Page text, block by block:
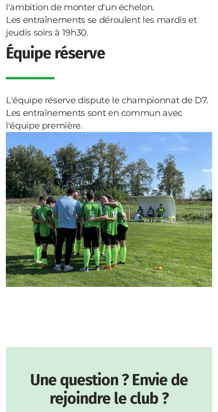
l'ambition de monter d'un échelon.
Les entraînements se déroulent les mardis et
jeudis soirs à 19h30.
Équipe réserve
L'équipe réserve dispute le championnat de D7.
Les entraînements sont en commun avec
l'équipe première.
Une question ? Envie de
rejoindre le club ?